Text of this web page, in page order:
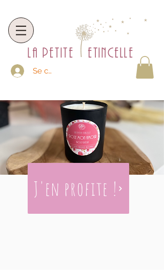
la petite etincelle
Se connecter
J'en profite !